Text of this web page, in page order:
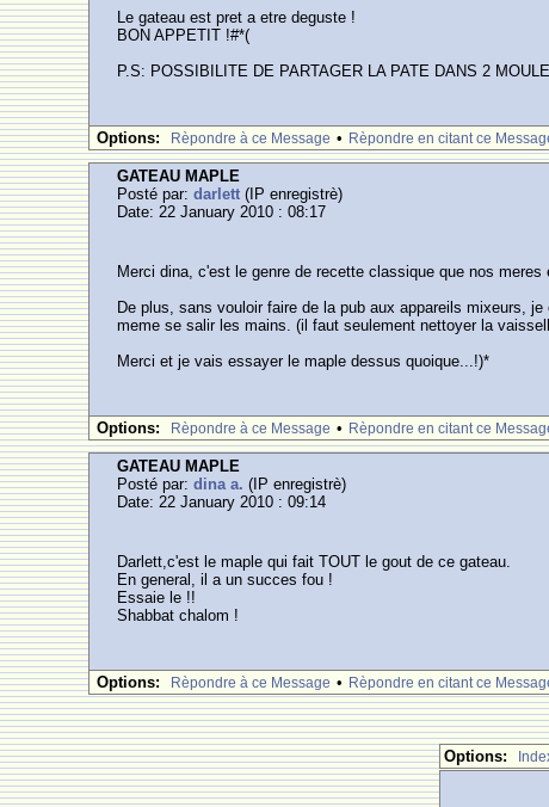
Le gateau est pret a etre deguste !
BON APPETIT !#*(
P.S: POSSIBILITE DE PARTAGER LA PATE DANS 2
Options: Rèpondre à ce Message • Rèpondre en citant ce
GATEAU MAPLE
Posté par:darlett (IP enregistrè)
Date: 22 January 2010 : 08:17
Merci dina, c'est le genre de recette classique que nos
De plus, sans vouloir faire de la pub aux appareils mixeurs,
meme se salir les mains. (il faut seulement nettoyer la
Merci et je vais essayer le maple dessus quoique...!)*
Options: Rèpondre à ce Message • Rèpondre en citant ce
GATEAU MAPLE
Posté par:dina a. (IP enregistrè)
Date: 22 January 2010 : 09:14
Darlett,c'est le maple qui fait TOUT le gout de ce gateau.
En general, il a un succes fou !
Essaie le !!
Shabbat chalom !
Options: Rèpondre à ce Message • Rèpondre en citant ce
Options: